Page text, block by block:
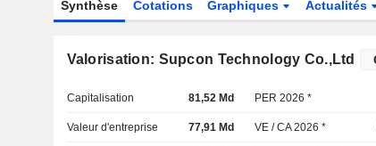
Synthèse Cotations Graphiques Actualités
Valorisation: Supcon Technology Co.,Ltd
Capitalisation 81,52 Md PER 2026 *
Valeur d'entreprise 77,91 Md VE / CA 2026 *